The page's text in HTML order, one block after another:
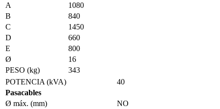
A
1080
B
840
C
1450
D
660
E
800
Ø
16
PESO (kg)
343
POTENCIA (kVA)
40
Pasacables
Ø máx. (mm)
NO